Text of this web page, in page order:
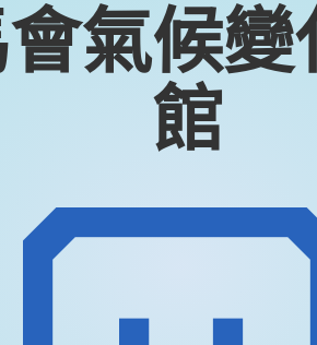
氣候變
館